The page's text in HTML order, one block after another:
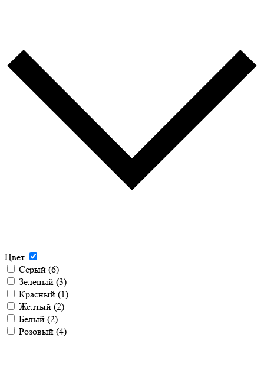
Цвет
Серый (6)
Зеленый (3)
Красный (1)
Желтый (2)
Белый (2)
Розовый (4)